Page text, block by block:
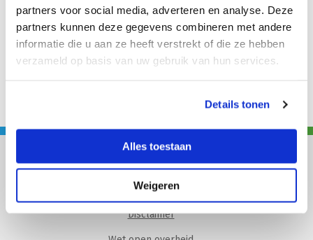
partners voor social media, adverteren en analyse. Deze
partners kunnen deze gegevens combineren met andere
informatie die u aan ze heeft verstrekt of die ze hebben
verzameld op basis van uw gebruik van hun services.
Details tonen
Alles toestaan
Weigeren
Privacyverklaring
Cookies
Disclaimer